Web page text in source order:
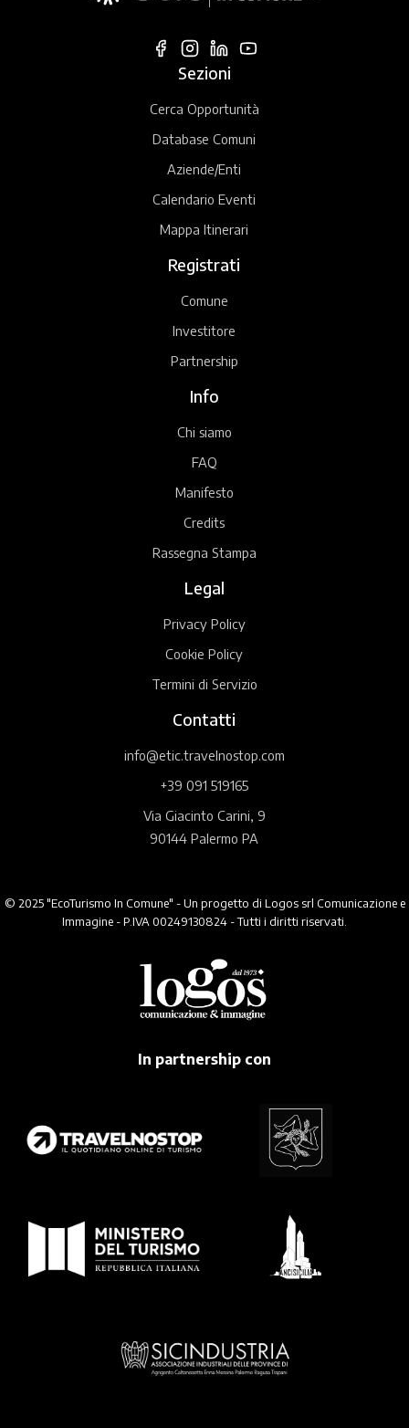
Sezioni
Cerca Opportunità
Database Comuni
Aziende/Enti
Calendario Eventi
Mappa Itinerari
Registrati
Comune
Investitore
Partnership
Info
Chi siamo
FAQ
Manifesto
Credits
Rassegna Stampa
Legal
Privacy Policy
Cookie Policy
Termini di Servizio
Contatti
info@etic.travelnostop.com
+39 091 519165
Via Giacinto Carini, 9
90144 Palermo PA
© 2025 "EcoTurismo In Comune" - Un progetto di Logos srl Comunicazione e
Immagine - P.IVA 00249130824 - Tutti i diritti riservati.
In partnership con